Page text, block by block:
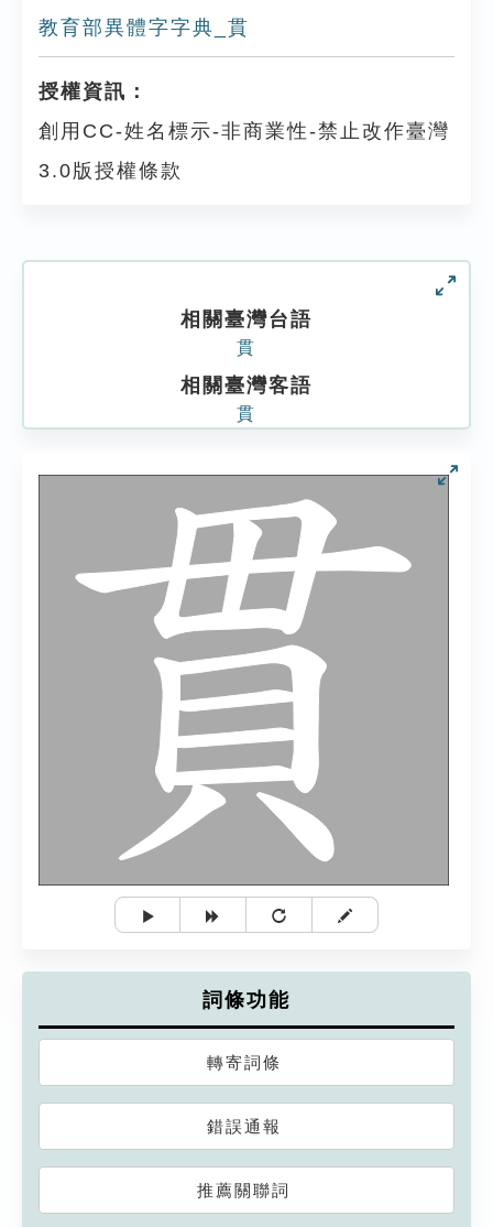
教育部異體字字典_貫
授權資訊：
創用CC-姓名標示-非商業性-禁止改作臺灣
3.0版授權條款
相關臺灣台語
貫
相關臺灣客語
貫
詞條功能
轉寄詞條
錯誤通報
推薦關聯詞